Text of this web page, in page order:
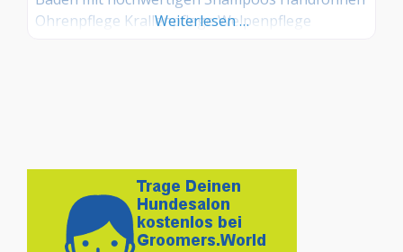
Ohrenpflege Krallenpflege Welpenpflege
Weiterlesen …